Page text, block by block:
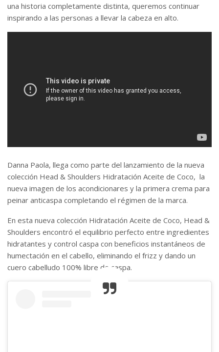
una historia completamente distinta, queremos continuar
inspirando a las personas a llevar la cabeza en alto.
Danna Paola, llega como parte del lanzamiento de la nueva
colección Head & Shoulders Hidratación Aceite de Coco, la
nueva imagen de los acondicionares y la primera crema para
peinar anticaspa completando el régimen de la marca.
En esta nueva colección Hidratación Aceite de Coco, Head &
Shoulders encontró el equilibrio perfecto entre ingredientes
hidratantes y control caspa con beneficios instantáneos de
humectación en el cabello, eliminando el frizz y dando un
cuero cabelludo 100% libre de caspa.